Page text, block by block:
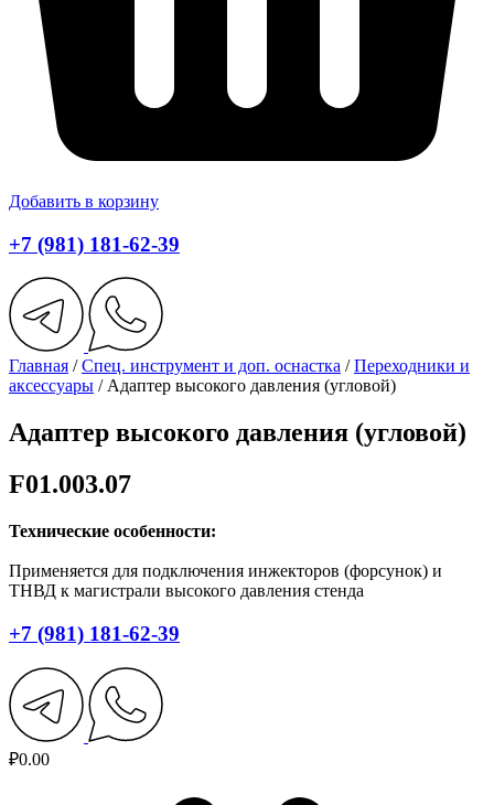
Добавить в корзину
+7 (981) 181-62-39
Главная /Спец. инструмент и доп. оснастка /Переходники и
аксессуары / Адаптер высокого давления (угловой)
Адаптер высокого давления (угловой)
F01.003.07
Технические особенности:
Применяется для подключения инжекторов (форсунок) и
ТНВД к магистрали высокого давления стенда
+7 (981) 181-62-39
₽0.00